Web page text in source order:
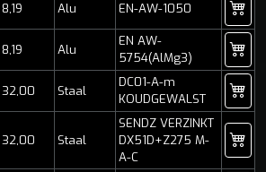
8,19 Alu EN-AW-1050
8,19 Alu
EN AW-
5754(AlMg3)
32,00 Staal
DC01-A-m
KOUDGEWALST
32,00 Staal
SENDZ VERZINKT
DX51D+Z275 M-
A-C